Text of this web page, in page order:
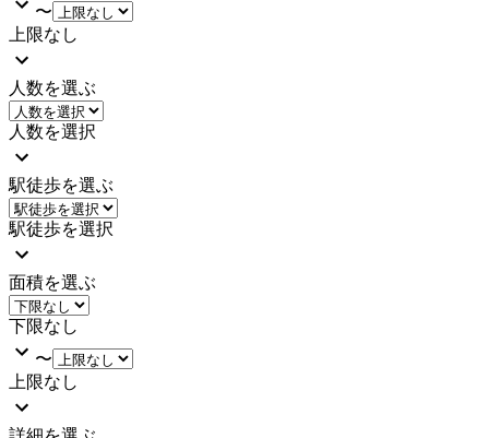
〜
上限なし
人数を選ぶ
人数を選択
駅徒歩を選ぶ
駅徒歩を選択
面積を選ぶ
下限なし
〜
上限なし